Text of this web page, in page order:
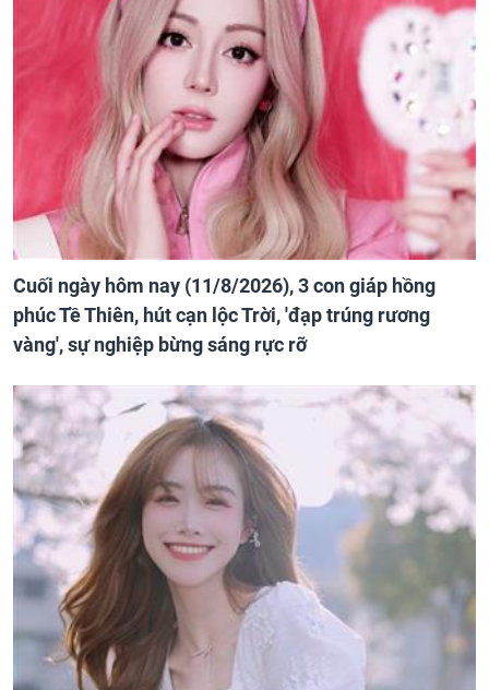
Cuối ngày hôm nay (11/8/2026), 3 con giáp hồng
phúc Tề Thiên, hút cạn lộc Trời, 'đạp trúng rương
vàng', sự nghiệp bừng sáng rực rỡ